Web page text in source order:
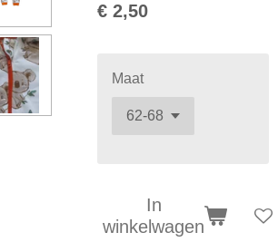
€ 2,50
Maat
In
winkelwagen